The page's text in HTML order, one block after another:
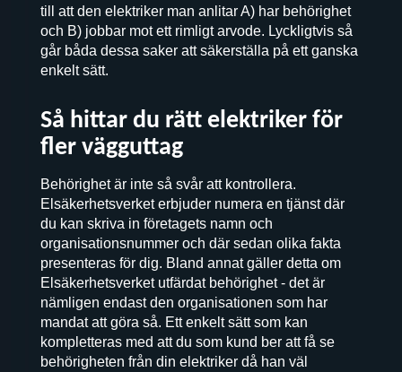
till att den elektriker man anlitar A) har behörighet
och B) jobbar mot ett rimligt arvode. Lyckligtvis så
går båda dessa saker att säkerställa på ett ganska
enkelt sätt.
Så hittar du rätt elektriker för
fler vägguttag
Behörighet är inte så svår att kontrollera.
Elsäkerhetsverket erbjuder numera en tjänst där
du kan skriva in företagets namn och
organisationsnummer och där sedan olika fakta
presenteras för dig. Bland annat gäller detta om
Elsäkerhetsverket utfärdat behörighet - det är
nämligen endast den organisationen som har
mandat att göra så. Ett enkelt sätt som kan
kompletteras med att du som kund ber att få se
behörigheten från din elektriker då han väl